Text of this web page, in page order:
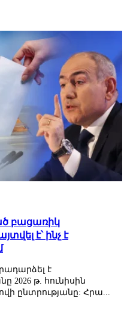
բացառիկ
է՝ ինչ է
է
2026 թ. հունիսին
ընտրությանը: Հրա...